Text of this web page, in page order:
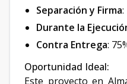
Separación y Firma
Durante la
Contra Entrega:
Oportunidad Ideal:
Este proyecto en